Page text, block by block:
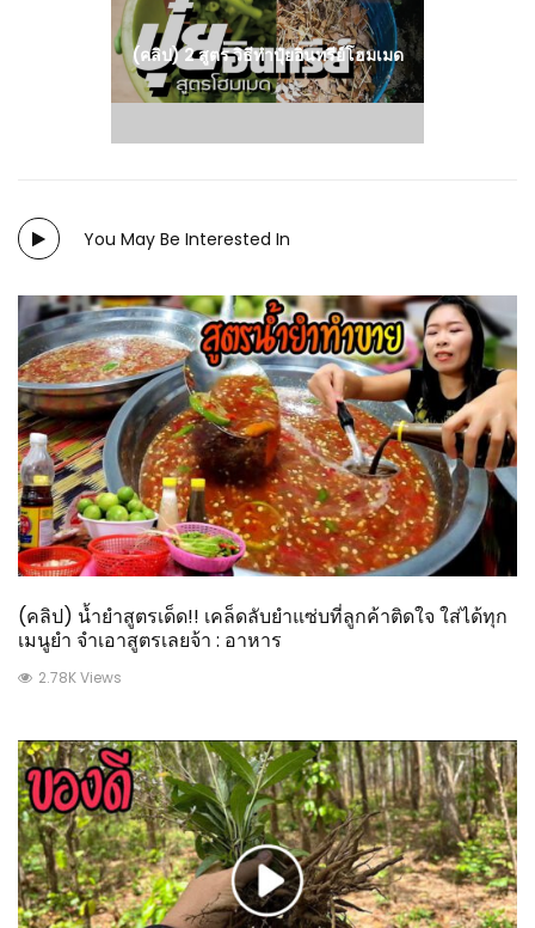
(คลิป) 2 สูตร วิธีทำปุ๋ยอินทรีย์โฮมเมด
You May Be Interested In
(คลิป) น้ำยำสูตรเด็ด!! เคล็ดลับยำแซ่บที่ลูกค้าติดใจ​ ใส่ได้ทุก
เมนูยำ​ จำเอาสูตรเลยจ้า : อาหาร
2.78K Views